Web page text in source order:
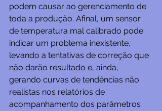
podem causar ao gerenciamento de
toda a produção. Afinal, um sensor
de temperatura mal calibrado pode
indicar um problema inexistente,
levando a tentativas de correção que
não darão resultado e, ainda,
gerando curvas de tendências não
realistas nos relatórios de
acompanhamento dos parâmetros